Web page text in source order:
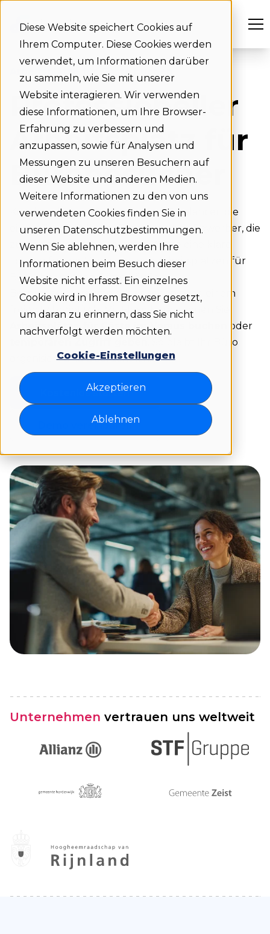
Diese Website speichert Cookies auf
Ihrem Computer. Diese Cookies werden
verwendet, um Informationen darüber
zu sammeln, wie Sie mit unserer
Website interagieren. Wir verwenden
diese Informationen, um Ihre Browser-
Erfahrung zu verbessern und
anzupassen, sowie für Analysen und
Messungen zu unseren Besuchern auf
dieser Website und anderen Medien.
Weitere Informationen zu den von uns
verwendeten Cookies finden Sie in
unseren Datenschutzbestimmungen.
Wenn Sie ablehnen, werden Ihre
Informationen beim Besuch dieser
Website nicht erfasst. Ein einzelnes
Cookie wird in Ihrem Browser gesetzt,
um daran zu erinnern, dass Sie nicht
nachverfolgt werden möchten.
Cookie-Einstellungen
Akzeptieren
Ablehnen
Arbeitsplätze für Gäste buchen
Professioneller
Arbeitsplatz für
Bürobesucher
Kunden, die Ihr Büro besuchen. Freelancer, die
einige Tage mit Ihrem Team arbeiten. Bewerber, die
zu einem Gespräch kommen. Ohne eine klare
Lösung für das Verwalten von Arbeitsplätzen für
Besucher nutzen Gäste häufig
Besprechungsräume oder suchen nach einem
freien Schreibtisch. Mit Flexwhere können Sie
Arbeitsplätze für Gäste im Voraus buchen
oder
. So bleibt Ihr Büro
organisiert und übersichtlich.
Kostenlos starten
Demo vereinbaren
Unternehmen vertrauen uns weltweit